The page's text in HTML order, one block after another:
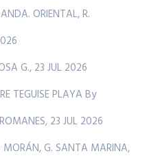
ORIENTAL, R.
G., 23 JUL 2026
TEGUISE PLAYA By
23 JUL 2026
MORÁN, G. SANTA MARINA,